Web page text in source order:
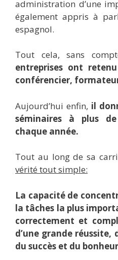
administration d’une
également appris à
espagnol.
Tout cela, sans
entreprises ont
conférencier,
Aujourd’hui enfin, il
séminaires à plus
chaque année.
Tout au long de sa
vérité tout simple:
La capacité de
la tâches la plus
correctement et
d’une grande réussite,
du succès et du